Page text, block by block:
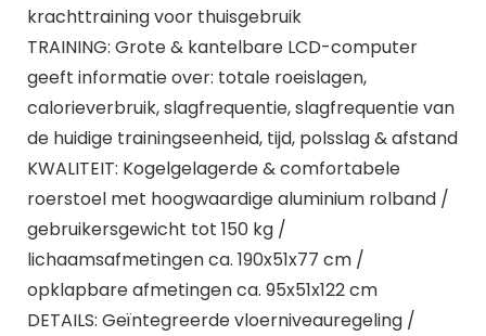
krachttraining voor thuisgebruik
TRAINING: Grote & kantelbare LCD-computer
geeft informatie over: totale roeislagen,
calorieverbruik, slagfrequentie, slagfrequentie van
de huidige trainingseenheid, tijd, polsslag & afstand
KWALITEIT: Kogelgelagerde & comfortabele
roerstoel met hoogwaardige aluminium rolband /
gebruikersgewicht tot 150 kg /
lichaamsafmetingen ca. 190x51x77 cm /
opklapbare afmetingen ca. 95x51x122 cm
DETAILS: Geïntegreerde vloerniveauregeling /